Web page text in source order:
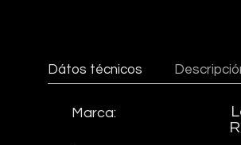
Dátos técnicos
Marca: